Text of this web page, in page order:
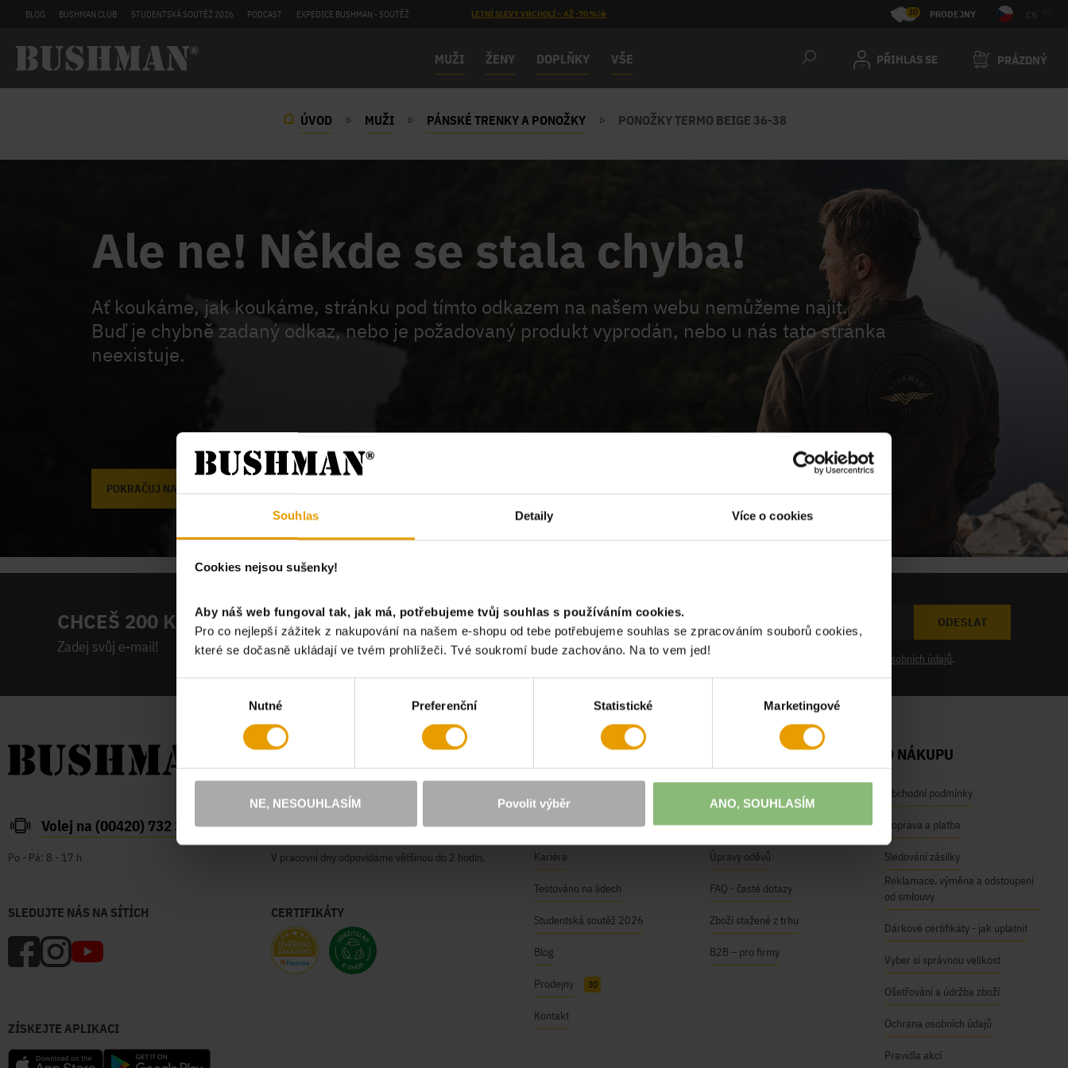
Souhlas Detaily Více o cookies
Cookies nejsou sušenky!
Aby náš web fungoval tak, jak má, potřebujeme tvůj souhlas s používáním cookies.
Pro co nejlepší zážitek z nakupování na našem e-shopu od tebe potřebujeme souhlas se zpracováním souborů cookies,
které se dočasně ukládají ve tvém prohlížeči. Tvé soukromí bude zachováno. Na to vem jed!
Nutné Preferenční Statistické Marketingové
NE, NESOUHLASÍM Povolit výběr ANO, SOUHLASÍM
BLOG BUSHMAN CLUB STUDENTSKÁ SOUTĚŽ 2026 PODCAST EXPEDICE BUSHMAN - SOUTĚŽ LETNÍ SLEVY VRCHOLÍ – AŽ -70 %!☀️ 30 PRODEJNY CS
MUŽI ŽENY DOPLŇKY VŠE PŘIHLAS SE PRÁZDNÝ
ÚVOD MUŽI PÁNSKÉ TRENKY A PONOŽKY PONOŽKY TERMO BEIGE 36-38
Ale ne! Někde se stala chyba!
Ať koukáme, jak koukáme, stránku pod tímto odkazem na našem webu nemůžeme najít.
Buď je chybně zadaný odkaz, nebo je požadovaný produkt vyprodán, nebo u nás tato stránka
neexistuje.
POKRAČUJ NA ÚVODNÍ STRÁNKU
CHCEŠ 200 KČ NA PRVNÍ NÁKUP?
Zadej svůj e-mail!
ODESLAT
Chci odebírat novinky a souhlasím se zpracováním osobních údajů.
Volej na (00420) 732 387 626
Po - Pá: 8 - 17 h
zakaznici@bushman.cz
V pracovní dny odpovídáme většinou do 2 hodin.
SLEDUJTE NÁS NA SÍTÍCH CERTIFIKÁTY
ZÍSKEJTE APLIKACI
BUSHMAN Club
Kariéra
Testováno na lidech
Studentská soutěž 2026
Blog
Prodejny 30
Kontakt
NAŠE SLUŽBY
Osobní odběr na prodejnách
Módní inspirace
Úpravy oděvů
FAQ - časté dotazy
Zboží stažené z trhu
B2B – pro firmy
O NÁKUPU
Obchodní podmínky
Doprava a platba
Sledování zásilky
Reklamace, výměna a odstoupení
od smlouvy
Dárkové certifikáty - jak uplatnit
Vyber si správnou velikost
Ošetřování a údržba zboží
Ochrana osobních údajů
Pravidla akcí